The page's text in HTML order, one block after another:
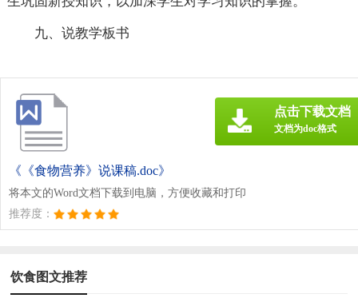
九、说教学板书
《《食物营养》说课稿.doc》
将本文的Word文档下载到电脑，方便收藏和打印
推荐度：
点击下载文档
文档为doc格式
饮食图文推荐